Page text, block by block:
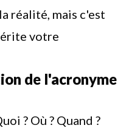
réalité, mais c'est
votre
de l'acronyme
? Où ? Quand ?